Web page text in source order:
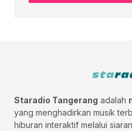
Staradio Tangerang adalah
yang menghadirkan musik
hiburan interaktif melalui siaran